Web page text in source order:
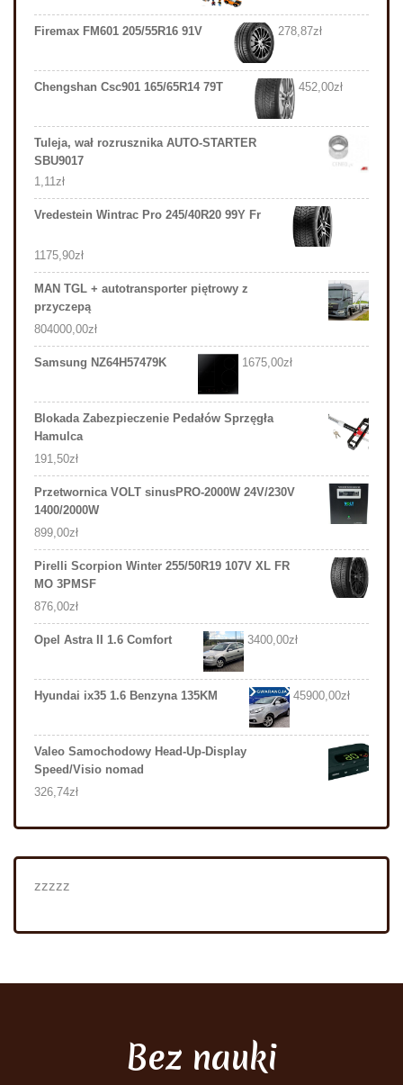
Firemax FM601 205/55R16 91V 278,87zł
Chengshan Csc901 165/65R14 79T 452,00zł
Tuleja, wał rozrusznika AUTO-STARTER
SBU9017
1,11zł
Vredestein Wintrac Pro 245/40R20 99Y Fr
1175,90zł
MAN TGL + autotransporter piętrowy z
przyczepą
804000,00zł
Samsung NZ64H57479K 1675,00zł
Blokada Zabezpieczenie Pedałów Sprzęgła
Hamulca
191,50zł
Przetwornica VOLT sinusPRO-2000W 24V/230V
1400/2000W
899,00zł
Pirelli Scorpion Winter 255/50R19 107V XL FR
MO 3PMSF
876,00zł
Opel Astra II 1.6 Comfort 3400,00zł
Hyundai ix35 1.6 Benzyna 135KM 45900,00zł
Valeo Samochodowy Head-Up-Display
Speed/Visio nomad
326,74zł
zzzzz
Bez nauki